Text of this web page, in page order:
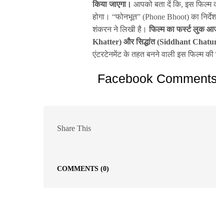
किया जाएगा।आपको बता दें कि, इस फिल्म
होगा। “फोनभूत” (Phone Bhoot) का
शंकरन ने लिखी है।फिल्म का फर्स्ट लुक
Khatter) और सिद्धांत (Siddhant
एंटरटेनमेंट के तहत बनने वाली इस फिल्म की
Facebook
Share This
COMMENTS (0)